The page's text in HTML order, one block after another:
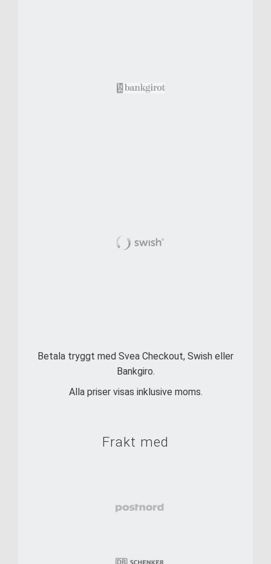
Betala tryggt med Svea Checkout, Swish eller
Bankgiro.
Alla priser visas inklusive moms.
Frakt med